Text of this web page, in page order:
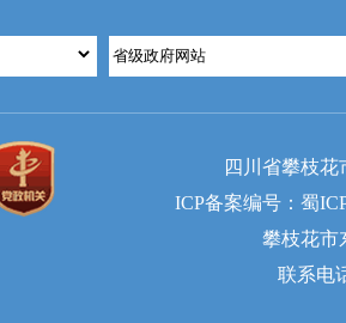
四川省攀枝
ICP备案编号：蜀
攀枝花市
联系电